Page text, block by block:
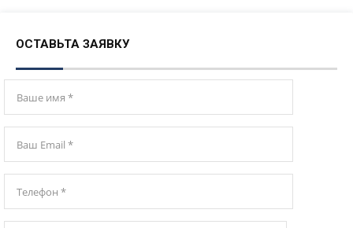
ОСТАВЬТА ЗАЯВКУ